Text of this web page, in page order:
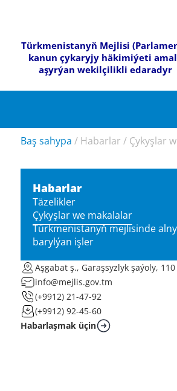
Türkmenistanyň Mejlisi
kanun çykaryjy häkimiýeti
aşyrýan wekilçilikli edaradyr
Baş sahypa / Habarlar / Çykyşlar
Habarlar
Täzelikler
Çykyşlar we makalalar
Türkmenistanyň mejlisinde
barylýan işler
Aşgabat ş., Garaşsyzlyk şaýoly, 110
info@mejlis.gov.tm
(+9912) 21-47-92
(+9912) 92-45-60
Habarlaşmak üçin